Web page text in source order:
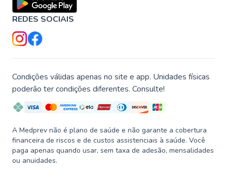
REDES SOCIAIS
Condições válidas apenas no site e app. Unidades físicas
poderão ter condições diferentes. Consulte!
A Medprev não é plano de saúde e não garante a cobertura
financeira de riscos e de custos assistenciais à saúde. Você
paga apenas quando usar, sem taxa de adesão, mensalidades
ou anuidades.